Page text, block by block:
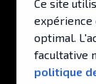
Support &
Ce site
expérience
optimal.
facultative
politique